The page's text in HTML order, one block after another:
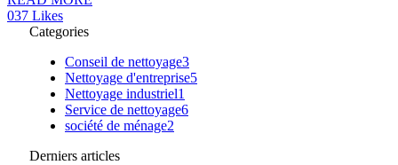
037 Likes
Categories
Conseil de nettoyage3
Nettoyage d'entreprise5
Nettoyage industriel1
Service de nettoyage6
société de ménage2
Derniers articles